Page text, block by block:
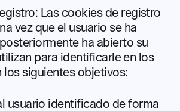
Las cookies de registro
vez que el usuario se ha
ha abierto su
para identificarle en los
los siguientes objetivos:
usuario identificado de forma